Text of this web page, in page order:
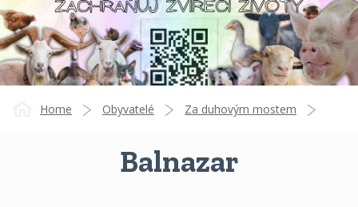
Home Obyvatelé Za duhovým mostem
Balnazar